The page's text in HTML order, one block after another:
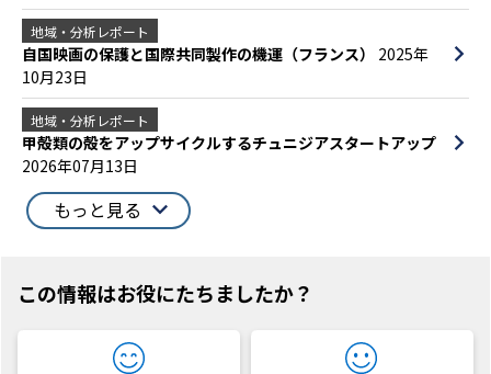
地域・分析レポート
自国映画の保護と国際共同製作の機運（フランス） 2025年
10月23日
地域・分析レポート
甲殻類の殻をアップサイクルするチュニジアスタートアップ
2026年07月13日
もっと見る
この情報はお役にたちましたか？